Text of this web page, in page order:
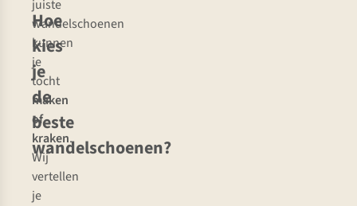
Hoe
kies
je
de
beste
wandelschoenen?
juiste
wandelschoenen
kunnen
je
tocht
maken
of
kraken.
Wij
vertellen
je